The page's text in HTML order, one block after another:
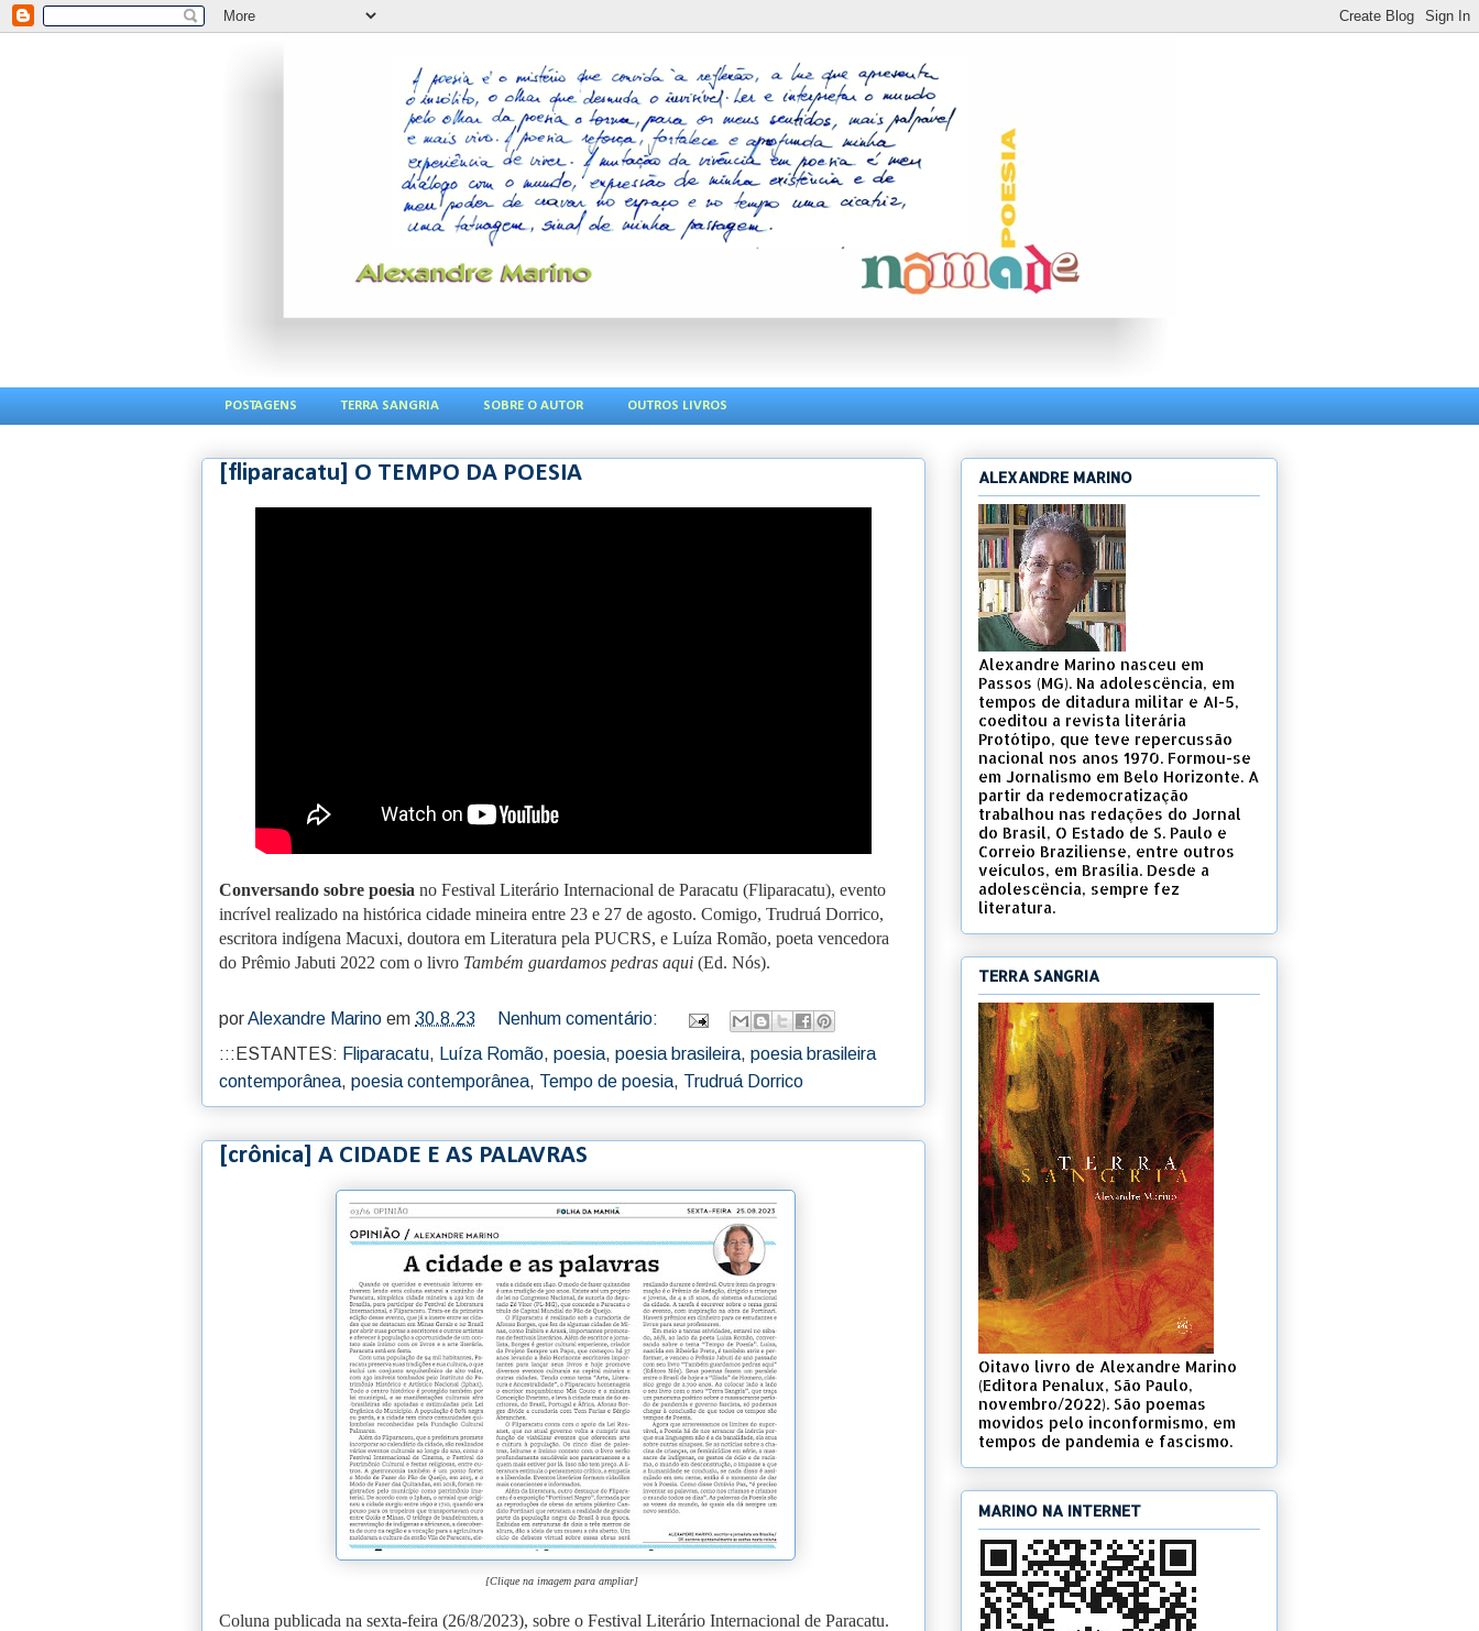
POSTAGENS TERRA SANGRIA SOBRE O AUTOR OUTROS LIVROS
[fliparacatu] O TEMPO DA POESIA
Conversando sobre poesia no Festival Literário Internacional de Paracatu (Fliparacatu), evento
incrível realizado na histórica cidade mineira entre 23 e 27 de agosto. Comigo, Trudruá Dorrico,
escritora indígena Macuxi, doutora em Literatura pela PUCRS, e Luíza Romão, poeta vencedora
do Prêmio Jabuti 2022 com o livro Também guardamos pedras aqui (Ed. Nós).
porAlexandre Marino em 30.8.23
Nenhum comentário:
:::ESTANTES: Fliparacatu, Luíza Romão, poesia, poesia brasileira, poesia brasileira
contemporânea, poesia contemporânea, Tempo de poesia, Trudruá Dorrico
[crônica] A CIDADE E AS PALAVRAS
[Clique na imagem para ampliar]
Coluna publicada na sexta-feira (26/8/2023), sobre o Festival Literário Internacional de Paracatu.
ALEXANDRE MARINO
Alexandre Marino nasceu em
Passos (MG). Na adolescência, em
tempos de ditadura militar e AI-5,
coeditou a revista literária
Protótipo, que teve repercussão
nacional nos anos 1970. Formou-se
em Jornalismo em Belo Horizonte. A
partir da redemocratização
trabalhou nas redações do Jornal
do Brasil, O Estado de S. Paulo e
Correio Braziliense, entre outros
veículos, em Brasília. Desde a
adolescência, sempre fez
literatura.
TERRA SANGRIA
Oitavo livro de Alexandre Marino
(Editora Penalux, São Paulo,
novembro/2022). São poemas
movidos pelo inconformismo, em
tempos de pandemia e fascismo.
MARINO NA INTERNET